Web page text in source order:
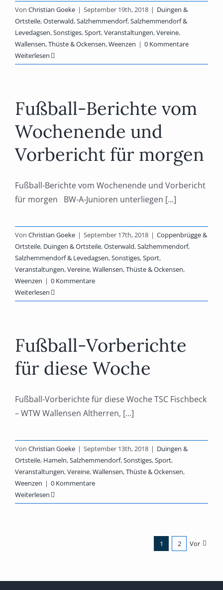
Von Christian Goeke | September 19th, 2018 | Duingen &
Ortsteile,Osterwald,Salzhemmendorf,Salzhemmendorf &
Levedagsen,Sonstiges,Sport,Veranstaltungen,Vereine,
Wallensen, Thüste & Ockensen,Weenzen | 0 Kommentare
Weiterlesen
Fußball-Berichte vom
Wochenende und
Vorbericht für morgen
Fußball-Berichte vom Wochenende und Vorbericht
für morgen BW-A-Junioren unterliegen [...]
Von Christian Goeke | September 17th, 2018 | Coppenbrügge &
Ortsteile, Duingen & Ortsteile,Osterwald,Salzhemmendorf,
Salzhemmendorf & Levedagsen,Sonstiges,Sport,
Veranstaltungen,Vereine,Wallensen, Thüste & Ockensen,
Weenzen | 0 Kommentare
Weiterlesen
Fußball-Vorberichte
für diese Woche
Fußball-Vorberichte für diese Woche TSC Fischbeck
– WTW Wallensen Altherren, [...]
Von Christian Goeke | September 13th, 2018 | Duingen &
Ortsteile, Hameln,Salzhemmendorf,Sonstiges,Sport,
Veranstaltungen,Vereine,Wallensen, Thüste & Ockensen,
Weenzen | 0 Kommentare
Weiterlesen
1 2 Vor